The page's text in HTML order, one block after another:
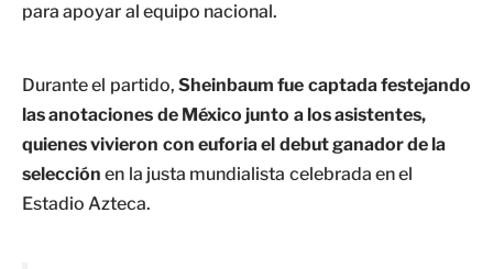
para apoyar al equipo nacional.
Durante el partido, Sheinbaum fue captada festejando
las anotaciones de México junto a los asistentes,
quienes vivieron con euforia el debut ganador de la
selecciónen la justa mundialista celebrada en el
Estadio Azteca.